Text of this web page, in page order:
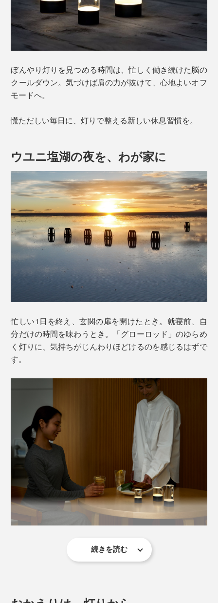
ぼんやり灯りを見つめる時間は、忙しく働き続けた脳の
クールダウン。気づけば肩の力が抜けて、心地よいオフ
モードへ。
慌ただしい毎日に、灯りで整える新しい休息習慣を。
ウユニ塩湖の夜を、わが家に
忙しい1日を終え、玄関の扉を開けたとき。就寝前、自
分だけの時間を味わうとき。「グローロッド」のゆらめ
く灯りに、気持ちがじんわりほどけるのを感じるはずで
す。
オブジェのような佇まいのボディは、上部が透明感あふ
幾重にも反射し、ウユニ塩湖の湖面のような輝きを生み
続きを読む